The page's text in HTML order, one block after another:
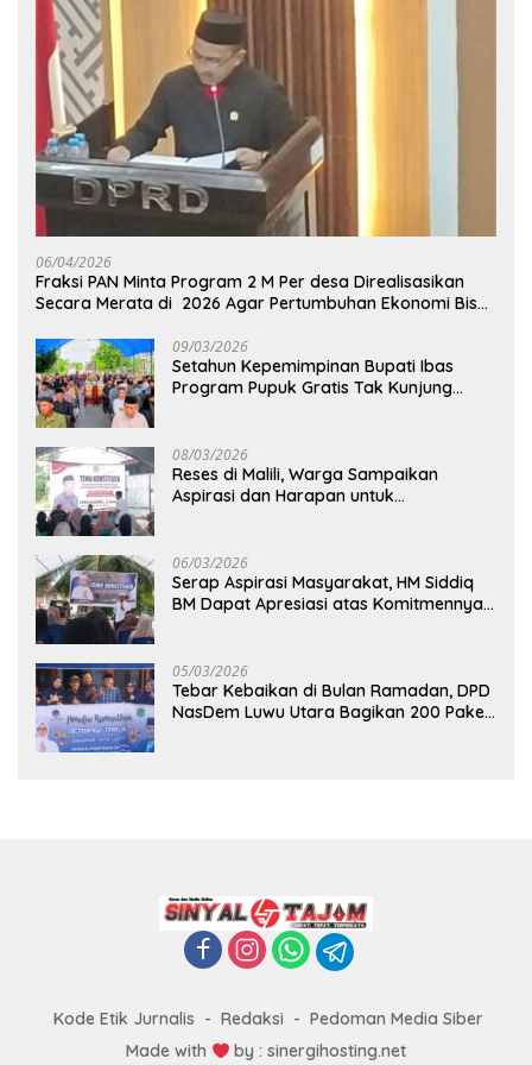
06/04/2026
Fraksi PAN Minta Program 2 M Per desa Direalisasikan
Secara Merata di 2026 Agar Pertumbuhan Ekonomi Bisa
09/03/2026
Setahun Kepemimpinan Bupati Ibas
Program Pupuk Gratis Tak Kunjung
08/03/2026
Reses di Malili, Warga Sampaikan
Aspirasi dan Harapan untuk
06/03/2026
Serap Aspirasi Masyarakat, HM Siddiq
BM Dapat Apresiasi atas Komitmennya
05/03/2026
Tebar Kebaikan di Bulan Ramadan, DPD
NasDem Luwu Utara Bagikan 200 Paket
Kode Etik Jurnalis Redaksi
Pedoman Media Siber
Made with
by : sinergihosting.net